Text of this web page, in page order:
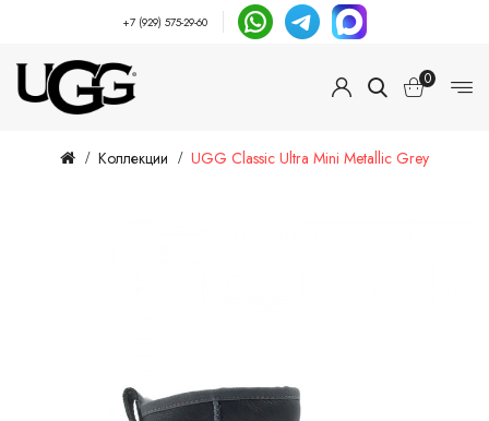
+7 (929) 575-29-60
0
Коллекции UGG Classic Ultra Mini Metallic Grey